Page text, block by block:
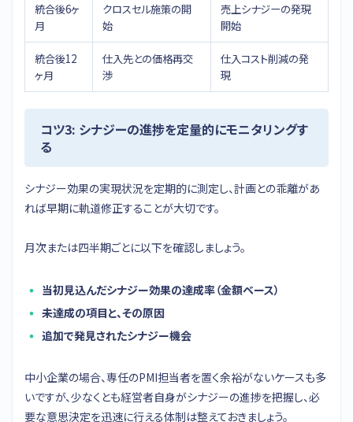
統合後6ヶ
月
クロスセル施策の開
始
売上シナジーの発現
開始
統合後12
ヶ月
仕入先との価格再交
渉
仕入コスト削減の発
現
コツ3: シナジーの進捗を定量的にモニタリングす
る
シナジー効果の実現状況を定期的に測定し、計画との乖離があ
れば早期に軌道修正することが大切です。
月次または四半期ごとに以下を確認しましょう。
当初見込んだシナジー効果の達成率（金額ベース）
未達成の項目と、その原因
追加で発見されたシナジー機会
中小企業の場合、専任のPMI担当者を置く余裕がないケースも多
いですが、少なくとも経営者自身がシナジーの進捗を把握し、必
要な意思決定を迅速に行える体制は整えておきましょう。